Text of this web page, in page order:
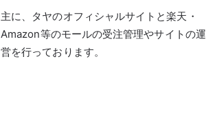
主に、タヤのオフィシャルサイトと楽天・
Amazon等のモールの受注管理やサイトの運
営を行っております。